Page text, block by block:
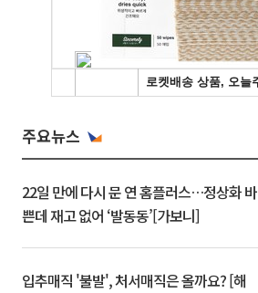
주요뉴스
22일 만에 다시 문 연 홈플러스…정상화 바
쁜데 재고 없어 ‘발동동’[가보니]
입추매직 '불발', 처서매직은 올까요? [해